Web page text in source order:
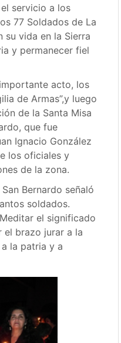
servicio a los
77 Soldados de La
su vida en la Sierra
y permanecer fiel
acto, los
de Armas”,y luego
de la Santa Misa
que fue
Ignacio González
los oficiales y
de la zona.
Bernardo señaló
soldados.
el significado
el brazo jurar a la
la patria y a